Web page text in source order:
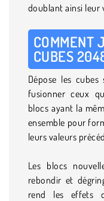
doublant ainsi leur
COMMENT
CUBES
Dépose les
fusionner ceux
blocs ayant la
ensemble pour
leurs valeurs
Les blocs
rebondir et
rend les effets